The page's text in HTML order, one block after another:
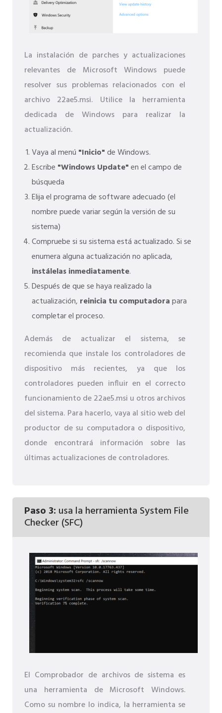
La instalación de parches y actualizaciones
relevantes de Microsoft Windows puede
resolver sus problemas relacionados con el
archivo 22ae5.msi. Utilice la herramienta
dedicada de Windows para realizar la
actualización.
Vaya al menú "Inicio"de Windows.
Escribe "Windows Update"en el campo de
búsqueda
Elija el programa de software adecuado (el
nombre puede variar según la versión de su
sistema)
Compruebe si su sistema está actualizado. Si se
enumera alguna actualización no aplicada,
instálelas inmediatamente.
Después de que se haya realizado la
actualización, reinicia tu computadorapara
completar el proceso.
Además de actualizar el sistema, se
recomienda que instale los controladores de
dispositivo más recientes, ya que los
controladores pueden influir en el correcto
funcionamiento de 22ae5.msi u otros archivos
del sistema. Para hacerlo, vaya al sitio web del
productor de su computadora o dispositivo,
donde encontrará información sobre las
últimas actualizaciones de controladores.
Paso 3: usa la herramienta System File
Checker (SFC)
El Comprobador de archivos de sistema es
una herramienta de Microsoft Windows.
Como su nombre lo indica, la herramienta se